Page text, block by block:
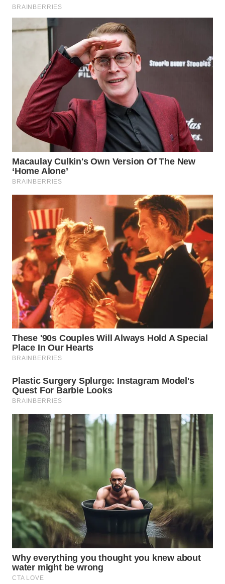
TEBING
WN
KARAWANG
WN
BEKASI
WN
BOGOR
WN
DEPOK
WN
TAPANULI
UTARA
WN
SAMOSIR
WN
PADANG
LAWAS
SUMEDANG
WN
CIANJUR
WN
KEPULAUAN
SERIBU
TANGERANG
WN
BINJAI
WN
CIREBON